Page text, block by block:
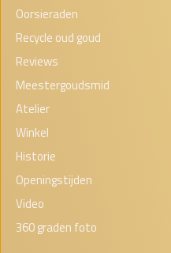
Oorsieraden
Recycle oud goud
Reviews
Meestergoudsmid
Atelier
Winkel
Historie
Openingstijden
Video
360 graden foto